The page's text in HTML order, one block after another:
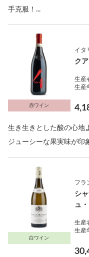
手克服！...
赤ワイン
イタ
ク
生産
生産
生き生きとした酸の心地
ジューシーな果実味が印
白ワイン
フラ
シ
ュ
生産
生産